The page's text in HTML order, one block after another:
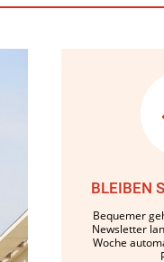
BLEIBEN
Bequemer
Newsletter
Woche